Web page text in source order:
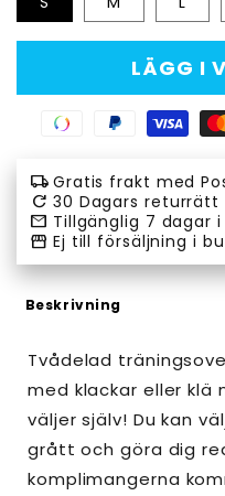
LÄGG I
Swish
method
Paypal
method
Visa
method
local_shipping Gratis frakt med
refresh 30 Dagars returrätt
email Tillgänglig 7 dagar
storefront Ej till försäljning i
Beskrivning
Tvådelad
med klackar eller klä
väljer själv! Du kan
grått och göra dig
komplimangerna